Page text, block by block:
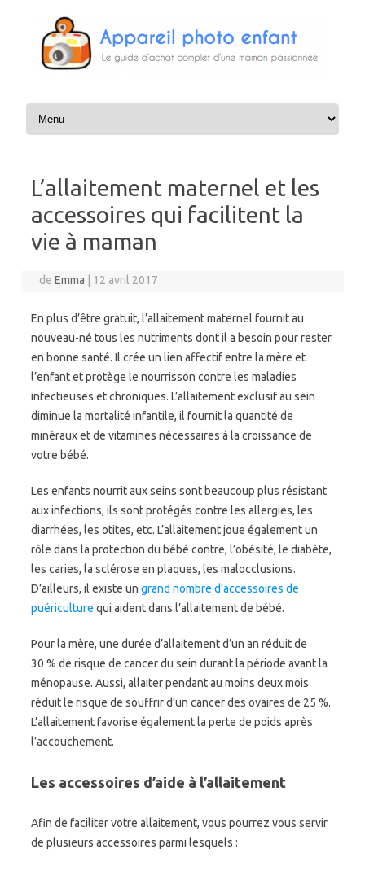
Aller au contenu
L’allaitement maternel et les
accessoires qui facilitent la
vie à maman
deEmma 12 avril 2017
En plus d’être gratuit, l’allaitement maternel fournit au
nouveau-né tous les nutriments dont il a besoin pour rester
en bonne santé. Il crée un lien affectif entre la mère et
l’enfant et protège le nourrisson contre les maladies
infectieuses et chroniques. L’allaitement exclusif au sein
diminue la mortalité infantile, il fournit la quantité de
minéraux et de vitamines nécessaires à la croissance de
votre bébé.
Les enfants nourrit aux seins sont beaucoup plus résistant
aux infections, ils sont protégés contre les allergies, les
diarrhées, les otites, etc. L’allaitement joue également un
rôle dans la protection du bébé contre, l’obésité, le diabète,
les caries, la sclérose en plaques, les malocclusions.
D’ailleurs, il existe un grand nombre d’accessoires de
puériculture qui aident dans l’allaitement de bébé.
Pour la mère, une durée d’allaitement d’un an réduit de
30 % de risque de cancer du sein durant la période avant la
ménopause. Aussi, allaiter pendant au moins deux mois
réduit le risque de souffrir d’un cancer des ovaires de 25 %.
L’allaitement favorise également la perte de poids après
l’accouchement.
Les accessoires d’aide à l’allaitement
Afin de faciliter votre allaitement, vous pourrez vous servir
de plusieurs accessoires parmi lesquels :